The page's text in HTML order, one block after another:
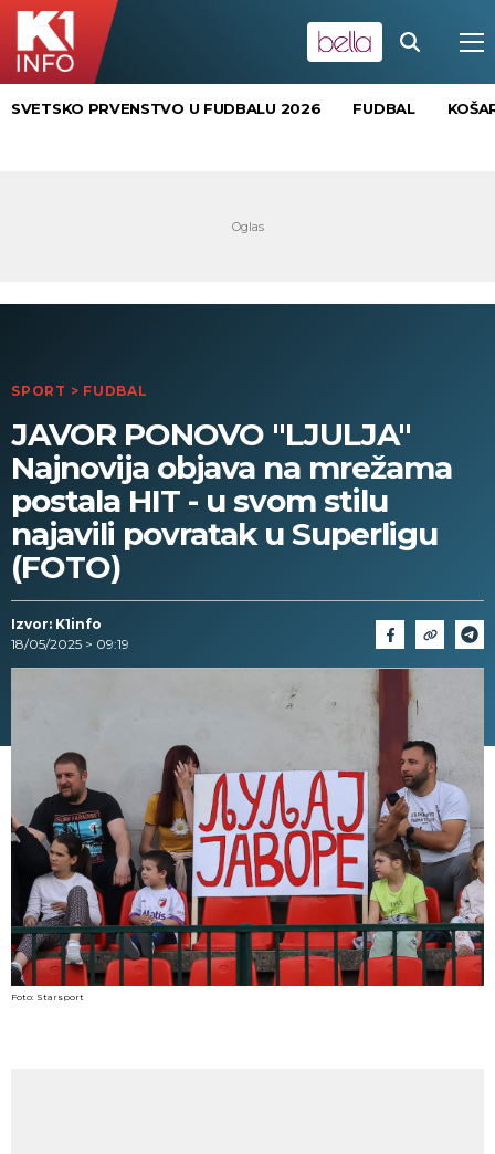
SVETSKO PRVENSTVO U FUDBALU 2026 FUDBAL
SPORT > FUDBAL
JAVOR PONOVO "LJULJA"
Najnovija objava na mrežama
postala HIT - u svom stilu
najavili povratak u Superligu
(FOTO)
Izvor: K1info
18/05/2025 > 09:19
Foto: Starsport